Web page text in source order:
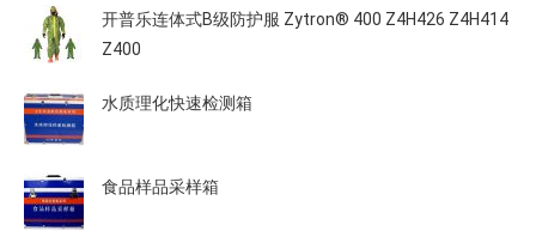
开普乐连体式B级防护服 Zytron® 400 Z4H426 Z4H414
Z400
水质理化快速检测箱
食品样品采样箱